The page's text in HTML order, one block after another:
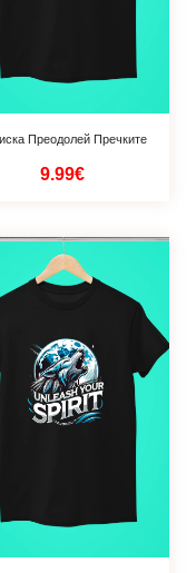
Преодолей Пречките
9.99€